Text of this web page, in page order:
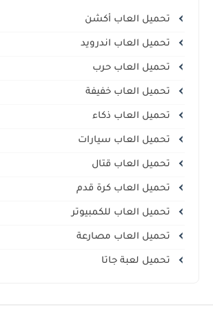
تحميل العاب أكشن
تحميل العاب اندرويد
تحميل العاب حرب
تحميل العاب خفيفة
تحميل العاب ذكاء
تحميل العاب سيارات
تحميل العاب قتال
تحميل العاب كرة قدم
تحميل العاب للكمبيوتر
تحميل العاب مصارعة
تحميل لعبة جاتا